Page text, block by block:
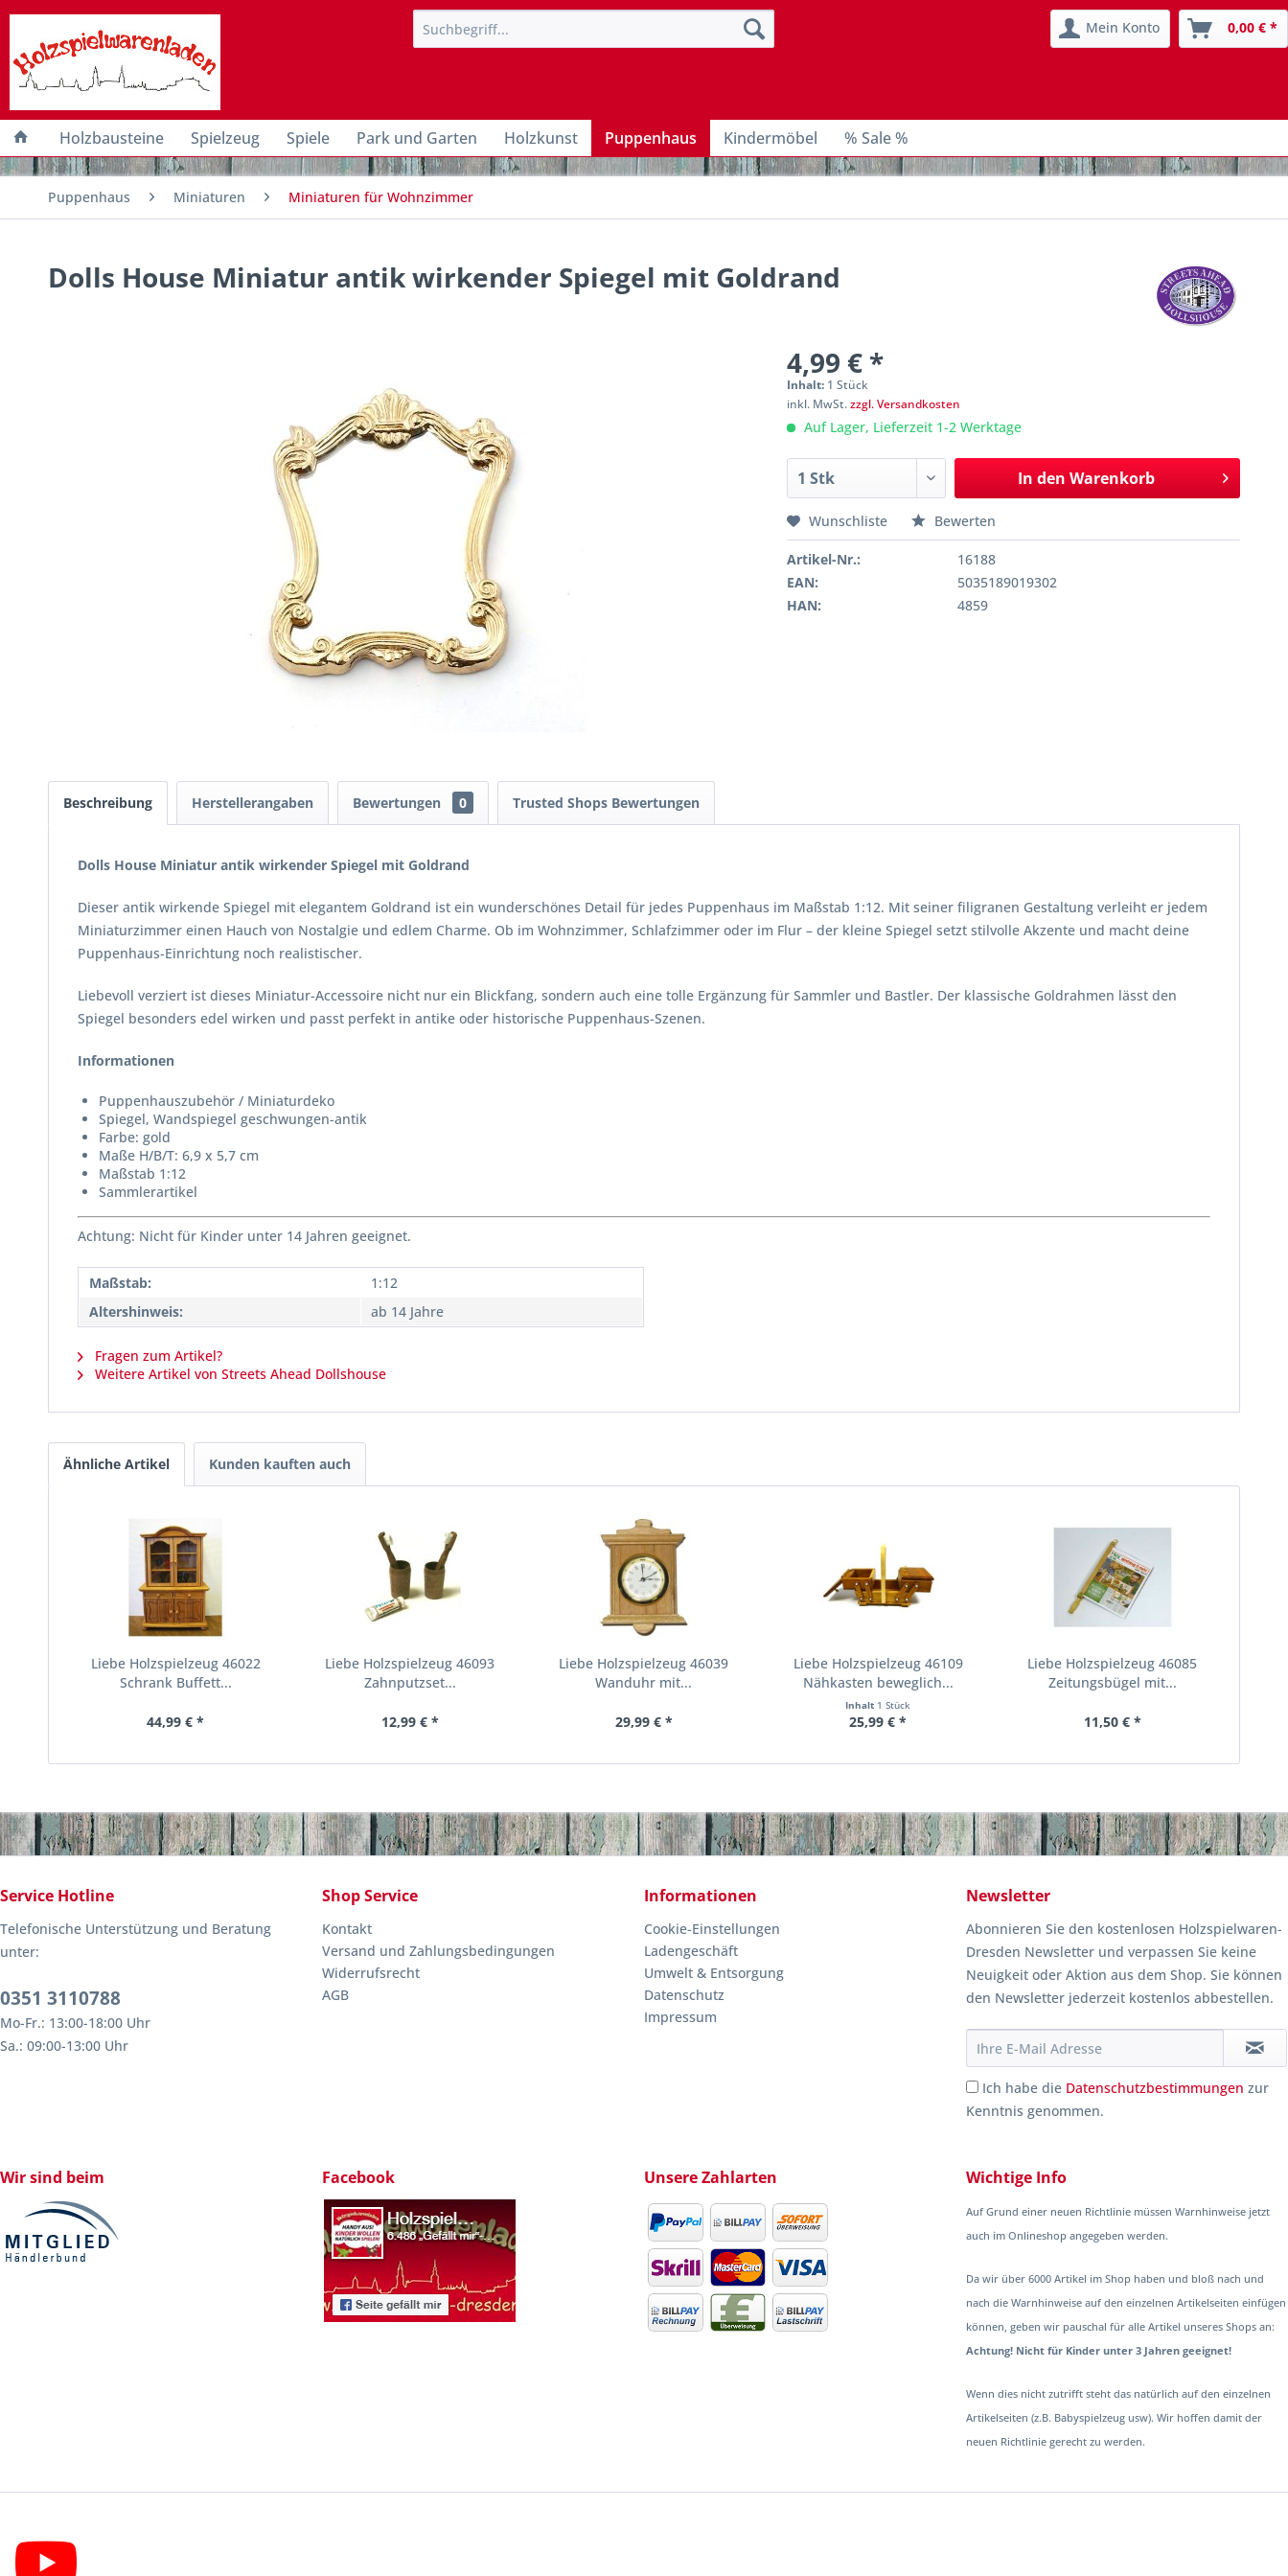
Mein Konto 0,00 € *
Holzbausteine Spielzeug Spiele Park und Garten Holzkunst Puppenhaus Kindermöbel % Sale %
Puppenhaus Miniaturen Miniaturen für Wohnzimmer
Dolls House Miniatur antik wirkender Spiegel mit Goldrand
4,99 € *
Inhalt: 1 Stück
inkl. MwSt.zzgl. Versandkosten
Auf Lager, Lieferzeit 1-2 Werktage
In den Warenkorb
Wunschliste Bewerten
Artikel-Nr.:
16188
EAN:
5035189019302
HAN:
4859
Beschreibung Herstellerangaben Bewertungen 0 Trusted Shops Bewertungen
Dolls House Miniatur antik wirkender Spiegel mit Goldrand
Dieser antik wirkende Spiegel mit elegantem Goldrand ist ein wunderschönes Detail für jedes Puppenhaus im Maßstab 1:12. Mit seiner filigranen Gestaltung verleiht er jedem
Miniaturzimmer einen Hauch von Nostalgie und edlem Charme. Ob im Wohnzimmer, Schlafzimmer oder im Flur – der kleine Spiegel setzt stilvolle Akzente und macht deine
Puppenhaus-Einrichtung noch realistischer.
Liebevoll verziert ist dieses Miniatur-Accessoire nicht nur ein Blickfang, sondern auch eine tolle Ergänzung für Sammler und Bastler. Der klassische Goldrahmen lässt den
Spiegel besonders edel wirken und passt perfekt in antike oder historische Puppenhaus-Szenen.
Informationen
Puppenhauszubehör / Miniaturdeko
Spiegel, Wandspiegel geschwungen-antik
Farbe: gold
Maße H/B/T: 6,9 x 5,7 cm
Maßstab 1:12
Sammlerartikel
Achtung: Nicht für Kinder unter 14 Jahren geeignet.
Maßstab:
1:12
Altershinweis:
ab 14 Jahre
Fragen zum Artikel?
Weitere Artikel von Streets Ahead Dollshouse
Ähnliche Artikel Kunden kauften auch
Liebe Holzspielzeug 46022
Schrank Buffett...
44,99 € *
Liebe Holzspielzeug 46093
Zahnputzset...
12,99 € *
Liebe Holzspielzeug 46039
Wanduhr mit...
29,99 € *
Liebe Holzspielzeug 46109
Nähkasten beweglich...
Inhalt 1 Stück
25,99 € *
Liebe Holzspielzeug 46085
Zeitungsbügel mit...
11,50 € *
Service Hotline
Telefonische Unterstützung und Beratung
unter:
0351 3110788
Mo-Fr.: 13:00-18:00 Uhr
Sa.: 09:00-13:00 Uhr
Shop Service
Kontakt
Versand und Zahlungsbedingungen
Widerrufsrecht
AGB
Informationen
Cookie-Einstellungen
Ladengeschäft
Umwelt & Entsorgung
Datenschutz
Impressum
Newsletter
Abonnieren Sie den kostenlosen Holzspielwaren-
Dresden Newsletter und verpassen Sie keine
Neuigkeit oder Aktion aus dem Shop. Sie können
den Newsletter jederzeit kostenlos abbestellen.
Ich habe die Datenschutzbestimmungen zur
Kenntnis genommen.
Wir sind beim Facebook Unsere Zahlarten Wichtige Info
Auf Grund einer neuen Richtlinie müssen Warnhinweise jetzt
auch im Onlineshop angegeben werden.
Da wir über 6000 Artikel im Shop haben und bloß nach und
nach die Warnhinweise auf den einzelnen Artikelseiten einfügen
können, geben wir pauschal für alle Artikel unseres Shops an:
Achtung! Nicht für Kinder unter 3 Jahren geeignet!
Wenn dies nicht zutrifft steht das natürlich auf den einzelnen
Artikelseiten (z.B. Babyspielzeug usw). Wir hoffen damit der
neuen Richtlinie gerecht zu werden.